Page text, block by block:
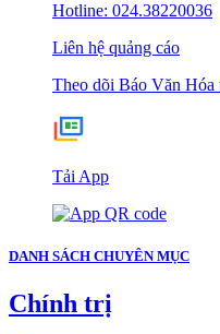
Hotline: 024.38220036
Liên hệ quảng cáo
Theo dõi Báo Văn
Tải App
DANH SÁCH CHUYÊN MỤC
Chính trị